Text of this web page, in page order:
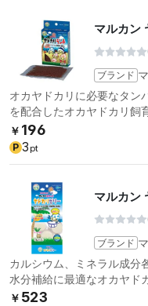
マルカン
ブランド
オカヤドカリに必要なタン
を配合したオカヤドカリ飼
￥ 196
P 3 pt
マルカン
ブランド
カルシウム、ミネラル成分
水分補給に最適なオカヤド
￥ 523